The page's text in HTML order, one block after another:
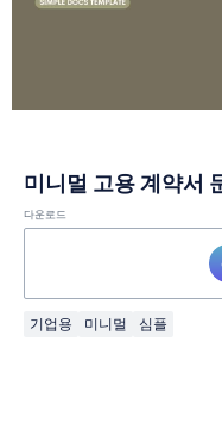
미니멀 고용 계약서
다운로드
기업용 미니멀 심플